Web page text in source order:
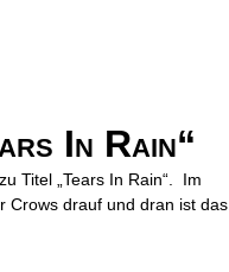
In Rain“
Titel „Tears In Rain“. Im
Crows drauf und dran ist das